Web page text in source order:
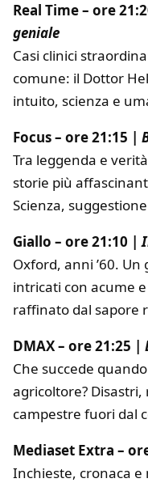
Real Time – ore
geniale
Casi clinici
comune: il Dottor
intuito, scienza e
Focus – ore 21:15 |
Tra leggenda e
storie più
Scienza,
Giallo – ore 21:10 |
Oxford, anni ’60.
intricati con acume
raffinato dal sapore
DMAX – ore 21:25 |
Che succede quando
agricoltore?
campestre fuori dal
Mediaset Extra –
Inchieste, cronaca